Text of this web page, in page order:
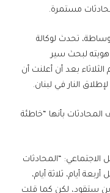
مستمرة.
تحدث لوكالة
لبحث سير
بعد أن أعلنت أن
النار في لبنان.
بأنها “خاطئة
“المحادثات
أيام، ثلاثة أيام،
أين ستقود، لكن كما قلت